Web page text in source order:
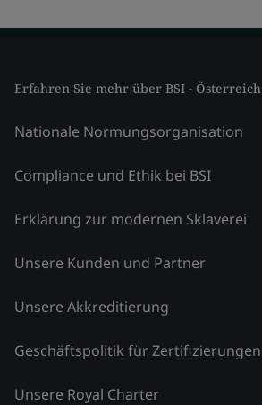
Erfahren Sie mehr über BSI - Österreich
Nationale Normungsorganisation
Compliance und Ethik bei BSI
Erklärung zur modernen Sklaverei
Unsere Kunden und Partner
Unsere Akkreditierung
Geschäftspolitik für Zertifizierungen
Unsere Royal Charter